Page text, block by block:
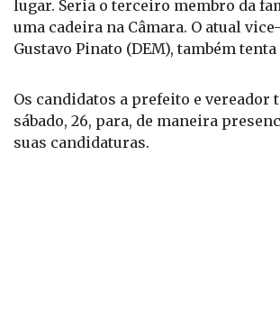
lugar. Seria o terceiro membro da
uma cadeira na Câmara. O atual
Gustavo Pinato (DEM), também
Os candidatos a prefeito e vereador
sábado, 26, para, de maneira
suas candidaturas.